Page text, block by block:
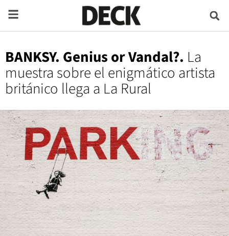
BANKSY. Genius or Vandal?. La
muestra sobre el enigmático artista
británico llega a La Rural